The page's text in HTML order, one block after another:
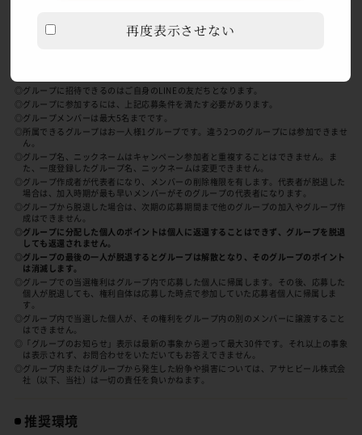
再度表示させない
グループ応募
◎グループに招待できるのはご自身のLINEの友だちとなります。
◎グループに参加するには、上記応募条件を満たす必要があります。
◎グループメンバーは最大5名までです。
◎所属できるグループはお一人様1グループです。違う2つのグループには参加できませ
ん。
◎グループ名、ニックネームはキャンペーン参加者と重複することはできません。ま
た、一度登録したグループ名、ニックネームは変更できません。
◎グループ作成者が代表者になり、メンバーの削除権限を有します。代表者が脱退した
場合は、加入時期が最も早いメンバーがそのグループの代表者になります。
◎グループから脱退した場合は、次期の応募期間まで他のグループの加入やグループ作
成はできません。
◎グループに分配した個人のポイントは個人に返還することはできず、グループを脱退
しても返還されません。
◎グループの最後の一人が脱退するとグループは解散となり、そのグループのポイント
は消滅します。
◎グループでの当選権利はグループ内で応募した個人に帰属します。その後、応募した
個人が脱退しても、権利自体は応募した時点で参加していた応募者個人に帰属しま
す。
◎グループ内で当選した個人が、その権利をグループ内の別のメンバーに譲渡すること
はできません。
◎「グループのお知らせ」表示は最新の事象から遡って最大30件です。それ以上の事象
は表示されず、お問合わせをいただいてもお答えできません。
◎グループ内またはグループから発生した紛争や損害については、アサヒビール株式会
社（以下、当社）は一切の責任を負いかねます。
推奨環境